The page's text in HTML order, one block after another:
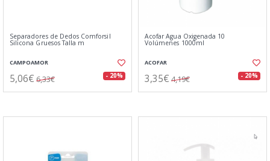
Separadores de Dedos Comforsil
Silicona Gruesos Talla m
CAMPOAMOR
5,06€ 6,33€ - 20%
Acofar Agua Oxigenada 10
Volúmenes 1000ml
ACOFAR
3,35€ 4,19€ - 20%